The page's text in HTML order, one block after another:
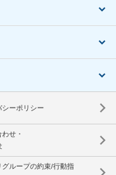
シーポリシー
せ・
グループの約束/行動指